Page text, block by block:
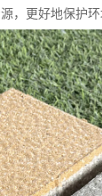
，更好地保护环